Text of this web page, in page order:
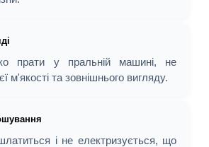
прати у пральній машині, не
м'якості та зовнішнього вигляду.
і не електризується, що